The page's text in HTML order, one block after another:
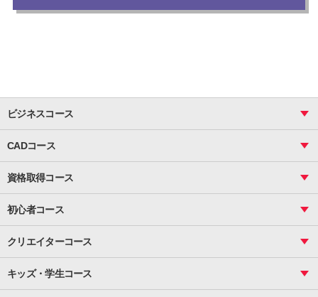
ビジネスコース
関数
ピボットテーブル
マクロ
資料作成（基礎）
資料作成（応用）
プレゼンスキル
CADコース
図面作成（基礎）
図面作成（応用）
資格取得コース
VBAエキスパート
ビジネス統計
CS
サーティファイ
初心者コース
案内文書・レター・はがき・POP作成
インターネット活用
メール活用
クリエイターコース
基礎
応用
キッズ・学生コース